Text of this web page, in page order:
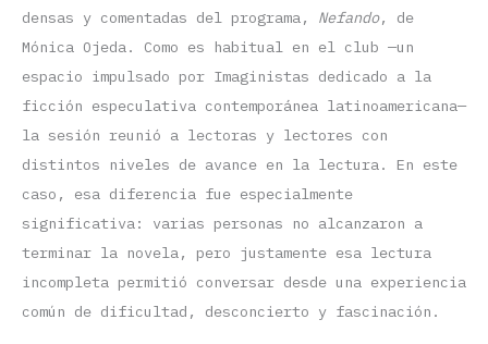
densas y comentadas del programa, Nefando, de
Mónica Ojeda. Como es habitual en el club —un
espacio impulsado por Imaginistas dedicado a la
ficción especulativa contemporánea latinoamericana—
la sesión reunió a lectoras y lectores con
distintos niveles de avance en la lectura. En este
caso, esa diferencia fue especialmente
significativa: varias personas no alcanzaron a
terminar la novela, pero justamente esa lectura
incompleta permitió conversar desde una experiencia
común de dificultad, desconcierto y fascinación.